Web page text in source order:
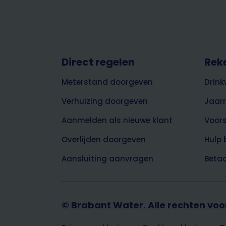
Footer
Direct regelen
Meterstand doorgeven
Verhuizing doorgeven
Aanmelden als nieuwe klant
Overlijden doorgeven
Aansluiting aanvragen
Hulp
© Brabant Water. Alle rechten